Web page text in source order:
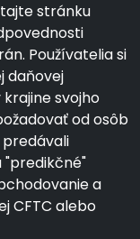
stránku
Používatelia si
daňovej
svojho
od osôb
predávali
"predikčné"
a
CFTC alebo